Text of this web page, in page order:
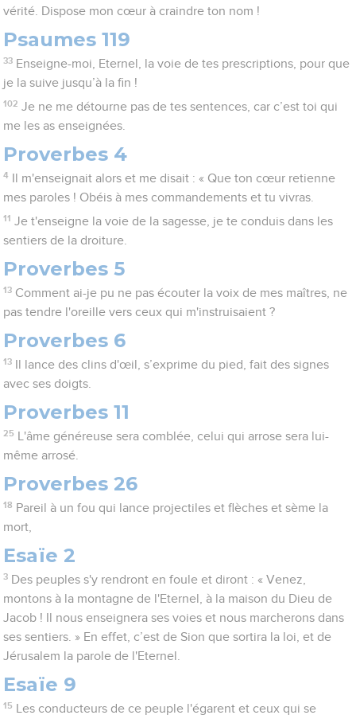
vérité. Dispose mon cœur à craindre ton nom !
Psaumes 119
33 Enseigne-moi, Eternel, la voie de tes prescriptions, pour que
je la suive jusqu’à la fin !
102 Je ne me détourne pas de tes sentences, car c’est toi qui
me les as enseignées.
Proverbes 4
4
Il m'enseignait alors et me disait : « Que ton cœur retienne
mes paroles ! Obéis à mes commandements et tu vivras.
11 Je t'enseigne la voie de la sagesse, je te conduis dans les
sentiers de la droiture.
Proverbes 5
13 Comment ai-je pu ne pas écouter la voix de mes maîtres, ne
pas tendre l'oreille vers ceux qui m'instruisaient ?
Proverbes 6
13
Il lance des clins d'œil, s’exprime du pied, fait des signes
avec ses doigts.
Proverbes 11
25
L'âme généreuse sera comblée, celui qui arrose sera lui-
même arrosé.
Proverbes 26
18 Pareil à un fou qui lance projectiles et flèches et sème la
mort,
Esaïe 2
3 Des peuples s'y rendront en foule et diront : « Venez,
montons à la montagne de l'Eternel, à la maison du Dieu de
Jacob ! Il nous enseignera ses voies et nous marcherons dans
ses sentiers. » En effet, c’est de Sion que sortira la loi, et de
Jérusalem la parole de l'Eternel.
Esaïe 9
15
Les conducteurs de ce peuple l'égarent et ceux qui se